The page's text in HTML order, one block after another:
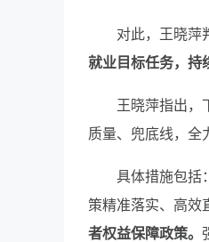
对此，王晓萍判
就业目标任务，持
王晓萍指出，下
质量、兜底线，全
具体措施包括：
策精准落实、高效
者权益保障政策。